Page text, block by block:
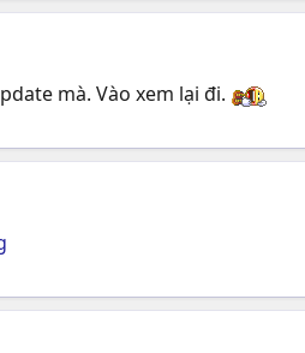
mà. Vào xem lại đi.